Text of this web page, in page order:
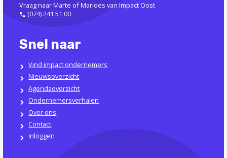
Vraag naar Marte of Marloes van Impact Oost
(074) 241 51 00
Snel naar
Vind impact ondernemers
Nieuwsoverzicht
Agendaoverzicht
Ondernemersverhalen
Over ons
Contact
Inloggen